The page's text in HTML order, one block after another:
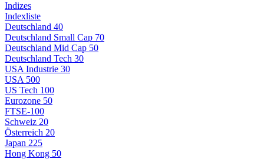
Indizes
Indexliste
Deutschland 40
Deutschland Small Cap 70
Deutschland Mid Cap 50
Deutschland Tech 30
USA Industrie 30
USA 500
US Tech 100
Eurozone 50
FTSE-100
Schweiz 20
Österreich 20
Japan 225
Hong Kong 50